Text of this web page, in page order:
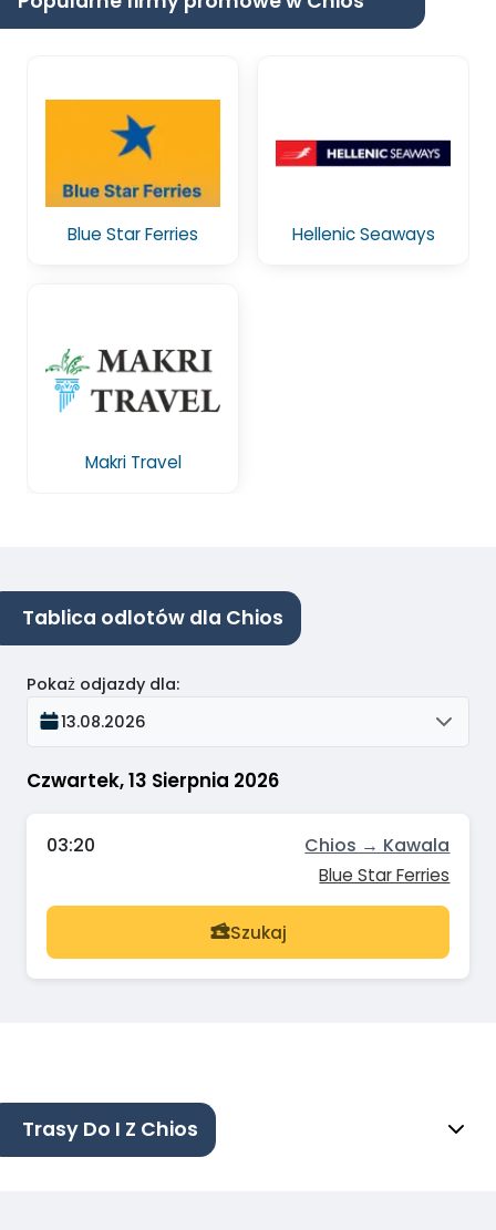
Blue Star Ferries Hellenic Seaways
Makri Travel
Tablica odlotów dla Chios
Czwartek, 13 Sierpnia 2026
Pokaż odjazdy dla:
13.08.2026
03:20 Chios → Kawala
Blue Star Ferries
Szukaj
Trasy Do I Z Chios